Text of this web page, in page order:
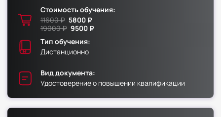
Факультет педагогики
Факультет психологии
Факультет рекламы и связей с общественностью
Факультет социальной работы
Факультет физической культуры и спорта
Стоимость обучения:
11600 ₽ 5800 ₽
19000 ₽ 9500 ₽
Тип обучения:
Дистанционно
Вид документа:
Удостоверение о повышении квалификации